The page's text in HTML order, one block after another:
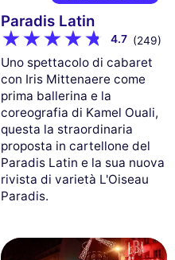
Paradis Latin
4.7 (249)
Uno spettacolo di cabaret
con Iris Mittenaere come
prima ballerina e la
coreografia di Kamel Ouali,
questa la straordinaria
proposta in cartellone del
Paradis Latin e la sua nuova
rivista di varietà L'Oiseau
Paradis.